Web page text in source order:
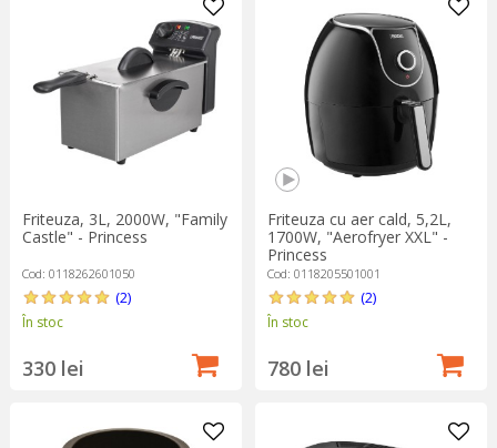
Friteuza, 3L, 2000W, "Family
Castle" - Princess
Cod: 0118262601050
(2)
În stoc
330 lei
Friteuza cu aer cald, 5,2L,
1700W, "Aerofryer XXL" -
Princess
Cod: 0118205501001
(2)
În stoc
780 lei